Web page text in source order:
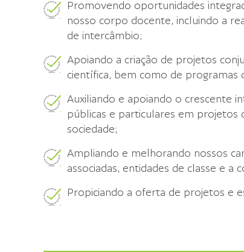
Promovendo oportunidades
nosso corpo docente, incluindo a
de intercâmbio;
Apoiando a criação de projetos
científica, bem como de programas
Auxiliando e apoiando o crescente
públicas e particulares em projetos
sociedade;
Ampliando e melhorando nossos
associadas, entidades de classe e a
Propiciando a oferta de projetos e